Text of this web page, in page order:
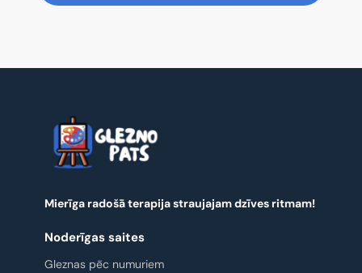
Mierīga radošā terapija straujajam dzīves ritmam!
Noderīgas saites
Gleznas pēc numuriem